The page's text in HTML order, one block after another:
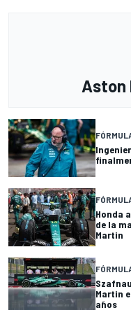
Aston
Honda
de la
Martin
Martin
años